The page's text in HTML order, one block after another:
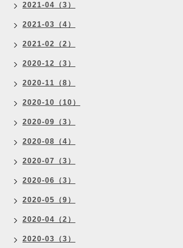
2021-04（3）
2021-03（4）
2021-02（2）
2020-12（3）
2020-11（8）
2020-10（10）
2020-09（3）
2020-08（4）
2020-07（3）
2020-06（3）
2020-05（9）
2020-04（2）
2020-03（3）